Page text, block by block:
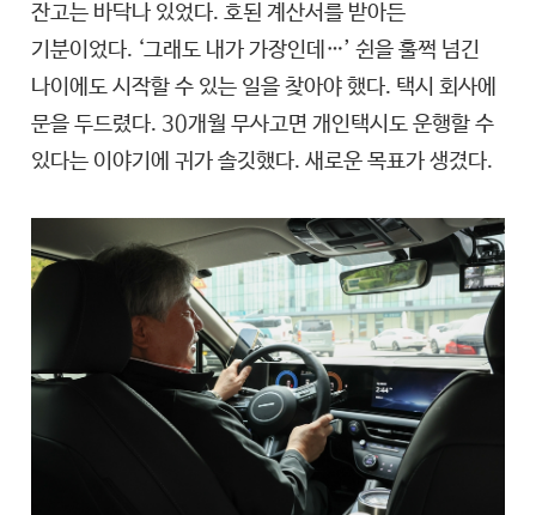
잔고는 바닥나 있었다. 호된 계산서를 받아든
기분이었다. ‘그래도 내가 가장인데…’ 쉰을 훌쩍 넘긴
나이에도 시작할 수 있는 일을 찾아야 했다. 택시 회사에
문을 두드렸다. 30개월 무사고면 개인택시도 운행할 수
있다는 이야기에 귀가 솔깃했다. 새로운 목표가 생겼다.